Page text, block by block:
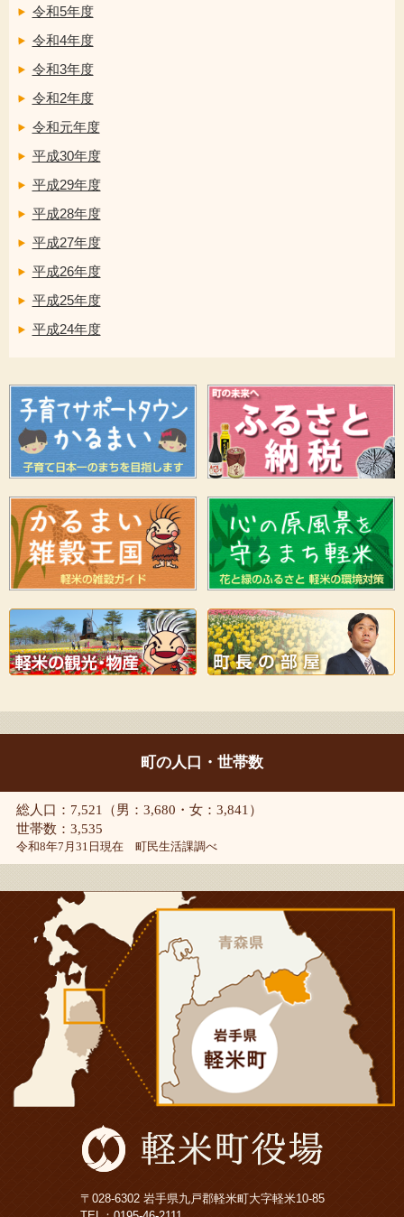
令和5年度
令和4年度
令和3年度
令和2年度
令和元年度
平成30年度
平成29年度
平成28年度
平成27年度
平成26年度
平成25年度
平成24年度
町の人口・世帯数
総人口：7,521（男：3,680・女：3,841）
世帯数：3,535
令和8年7月31日現在 町民生活課調べ
〒028-6302 岩手県九戸郡軽米町大字軽米10-85